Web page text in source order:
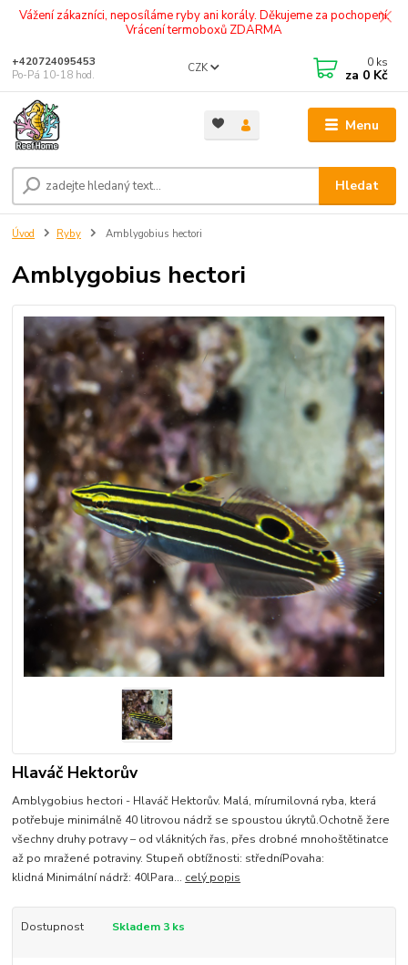
Vážení zákazníci, neposíláme ryby ani korály. Děkujeme za pochopení.
Vrácení termoboxů ZDARMA
Menu
CZK
Hledat
+420724095453
Po-Pá 10-18 hod.
0 ks
za 0 Kč
Úvod Ryby Amblygobius hectori
Amblygobius hectori
Hlaváč Hektorův
Amblygobius hectori - Hlaváč Hektorův. Malá, mírumilovná ryba, která
potřebuje minimálně 40 litrovou nádrž se spoustou úkrytů.Ochotně žere
všechny druhy potravy – od vláknitých řas, přes drobné mnohoštětinatce
až po mražené potraviny. Stupeň obtížnosti: středníPovaha:
klidná Minimální nádrž: 40lPara... celý popis
Dostupnost Skladem 3 ks